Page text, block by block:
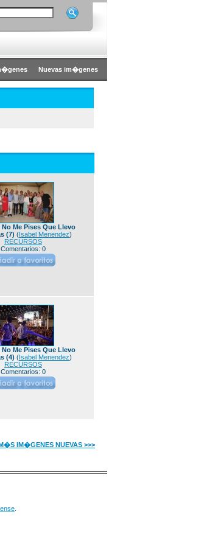
Nuevas im�genes
No Me Pises Que Llevo
(7) (Isabel Menendez)
RECURSOS
Comentarios: 0
No Me Pises Que Llevo
(4) (Isabel Menendez)
RECURSOS
Comentarios: 0
IM�GENES NUEVAS >>>